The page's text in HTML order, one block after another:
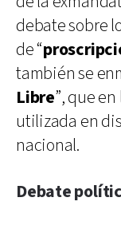
debate sobre
de “
también se
Libre”, que
utilizada en
nacional.
Debate